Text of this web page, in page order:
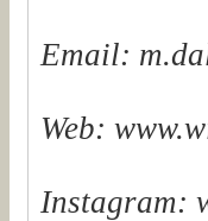
Email:
Web:
Instagram: